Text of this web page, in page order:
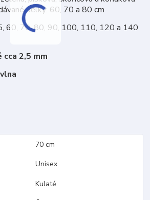
délky: 60, 70 a 80 cm
60, 70, 80, 90, 100, 110, 120 a 140
2,5 mm
70 cm
Unisex
Kulaté